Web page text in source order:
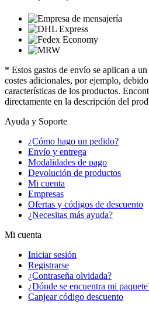
* Estos gastos de envío se aplican a
costes adicionales, por ejemplo,
características de los productos.
directamente en la descripción del
Ayuda y Soporte
¿Cómo hago un pedido?
Envío y entrega
Modalidades de pago
Devolución de productos
Mi cuenta
Empresas
Ofertas y códigos de descuento
¿Necesitas más ayuda?
Mi cuenta
Iniciar sesión
Registrarse
¿Contraseña olvidada?
¿Dónde se encuentra mi
Canjear código descuento